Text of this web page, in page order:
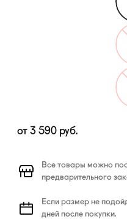
от 3 590 руб.
Все товары можно
предварительного
Если размер не
дней после покупки.